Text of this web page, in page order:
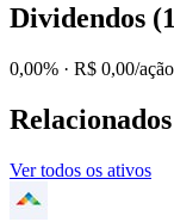
Dividendos
0,00% · R$ 0,00/ação
Relacionados
Ver todos os ativos